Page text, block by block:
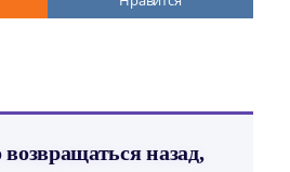
назад,